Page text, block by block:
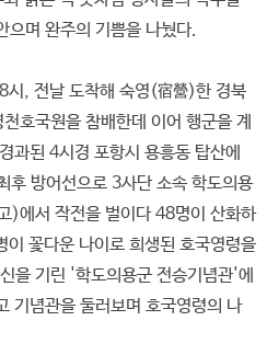
으며 완주의 기쁨을 나눴다.
시, 전날 도착해 숙영(宿營)한 경북
호국원을 참배한데 이어 행군을 계
과된 4시경 포항시 용흥동 탑산에
후 방어선으로 3사단 소속 학도의용
)에서 작전을 벌이다 48명이 산화하
이 꽃다운 나이로 희생된 호국영령을
을 기린 '학도의용군 전승기념관'에
기념관을 둘러보며 호국영령의 나